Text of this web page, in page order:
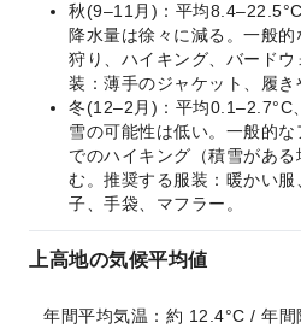
秋(9–11月)：平均
降水量は徐々に減る。一般
狩り、ハイキング、バード
装：薄手のジャケット、履き
冬(12–2月)：平均0.1–2.7°C
雪の可能性は低い。一般的
でのハイキング（積雪があ
む。推奨する服装：暖かい
子、手袋、マフラー。
上高地の気候平均値
年間平均気温：約 12.4°C / 年